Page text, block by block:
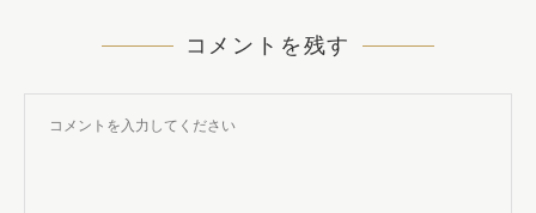
コメントを残す